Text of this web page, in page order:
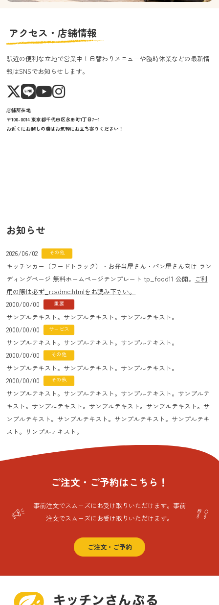
アクセス・店舗情報
駅近の便利な立地で営業中！日替わりメニューや臨時休業などの最新情
報はSNSでお知らせします。
店舗所在地
〒100-0014 東京都千代田区永田町1丁目7−1
お近くにお越しの際はお気軽にお立ち寄りください！
お知らせ
2026/06/02 その他
キッチンカー（フードトラック）・お弁当屋さん・パン屋さん向け ラン
ディングページ 無料ホームページテンプレート tp_food11 公開。 ご利
用の際は必ず_readme.htmlをお読み下さい。
2000/00/00
重要
サンプルテキスト。サンプルテキスト。サンプルテキスト。
2000/00/00
サービス
サンプルテキスト。サンプルテキスト。サンプルテキスト。
2000/00/00
その他
サンプルテキスト。サンプルテキスト。サンプルテキスト。
2000/00/00
その他
サンプルテキスト。サンプルテキスト。サンプルテキスト。サンプルテ
キスト。サンプルテキスト。サンプルテキスト。サンプルテキスト。サ
ンプルテキスト。サンプルテキスト。サンプルテキスト。サンプルテキ
スト。サンプルテキスト。
ご注文・ご予約はこちら！
事前注文でスムーズにお受け取りいただけます。事前
注文でスムーズにお受け取りいただけます。
ご注文・ご予約